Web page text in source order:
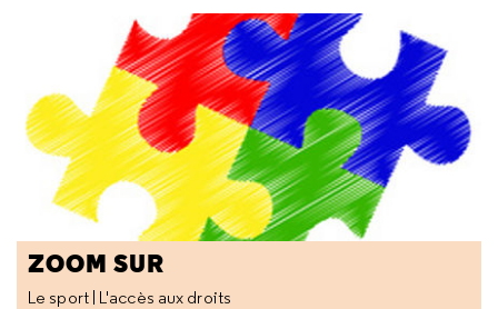
ZOOM SUR
Le sport | L'accès aux droits